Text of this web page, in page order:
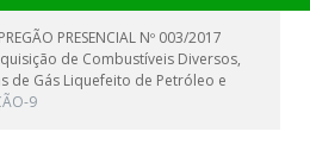
PREGÃO PRESENCIAL Nº 003/2017
de Combustíveis Diversos,
de Gás Liquefeito de Petróleo e
9